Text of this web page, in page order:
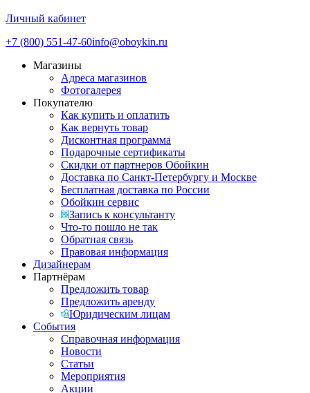
Личный кабинет
+7 (800) 551-47-60info@oboykin.ru
Магазины
Адреса магазинов
Фотогалерея
Покупателю
Как купить и оплатить
Как вернуть товар
Дисконтная программа
Подарочные сертификаты
Скидки от партнеров Обойкин
Доставка по Санкт-Петербургу и Москве
Бесплатная доставка по России
Обойкин сервис
Запись к консультанту
Что-то пошло не так
Обратная связь
Правовая информация
Дизайнерам
Партнёрам
Предложить товар
Предложить аренду
Юридическим лицам
События
Справочная информация
Новости
Статьи
Мероприятия
Акции